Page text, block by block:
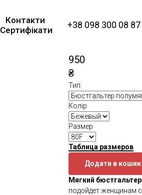
Контакти
Сертифікати
+38 098 300 08 87
Gorsenia
950
₴
Тип
Колір
Размер
Таблица размеров
Додати в кошик
Мягкий
подойдет женщинам